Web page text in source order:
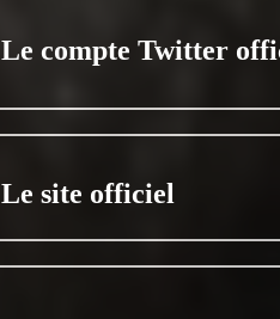
Le compte Twitter
Le site officiel